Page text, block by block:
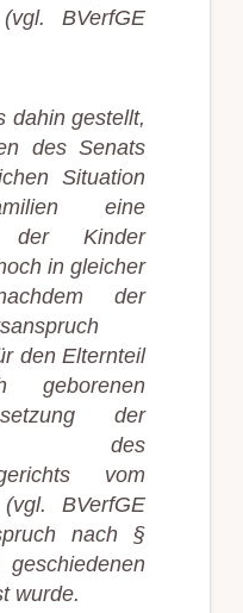
BVerfGE
dahin gestellt,
des Senats
Situation
eine
der Kinder
in gleicher
der
den Elternteil
geborenen
der
des
vom
BVerfGE
nach §
wurde.